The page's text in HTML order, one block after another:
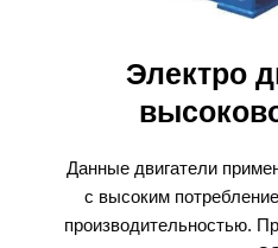
Электро
Данные двигатели
с высоким
производительностью.